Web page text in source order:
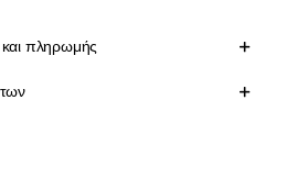
πληρωμής